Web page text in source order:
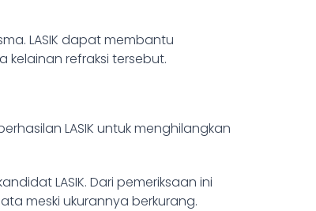
LASIK dapat membantu
refraksi tersebut.
LASIK untuk menghilangkan
LASIK. Dari pemeriksaan ini
meski ukurannya berkurang.